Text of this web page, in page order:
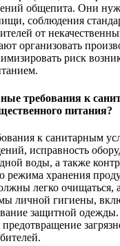
общепита. Они
соблюдения
от
организовать
риск
требования к
питания?
к санитарным
исправность
воды, а также
режима хранения
легко очищаться,
личной гигиены,
защитной